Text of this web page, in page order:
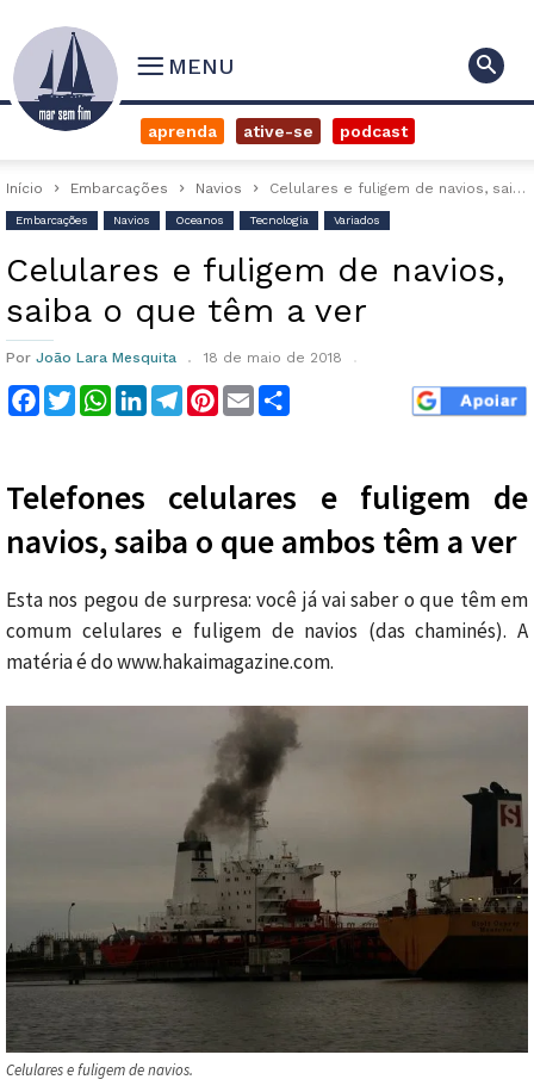
MENU
aprenda ative-se podcast
Início Embarcações Navios Celulares e fuligem de navios, saiba o que têm a ver
Embarcações Navios Oceanos Tecnologia Variados
Celulares e fuligem de navios,
saiba o que têm a ver
Por João Lara Mesquita 18 de maio de 2018
Facebook
TwitterWhatsApp
LinkedInTelegram
Pinterest
Email
Telefones celulares e fuligem de
navios, saiba o que ambos têm a ver
Esta nos pegou de surpresa: você já vai saber o que têm em
comum celulares e fuligem de navios (das chaminés). A
matéria é do www.hakaimagazine.com.
Celulares e fuligem de navios.